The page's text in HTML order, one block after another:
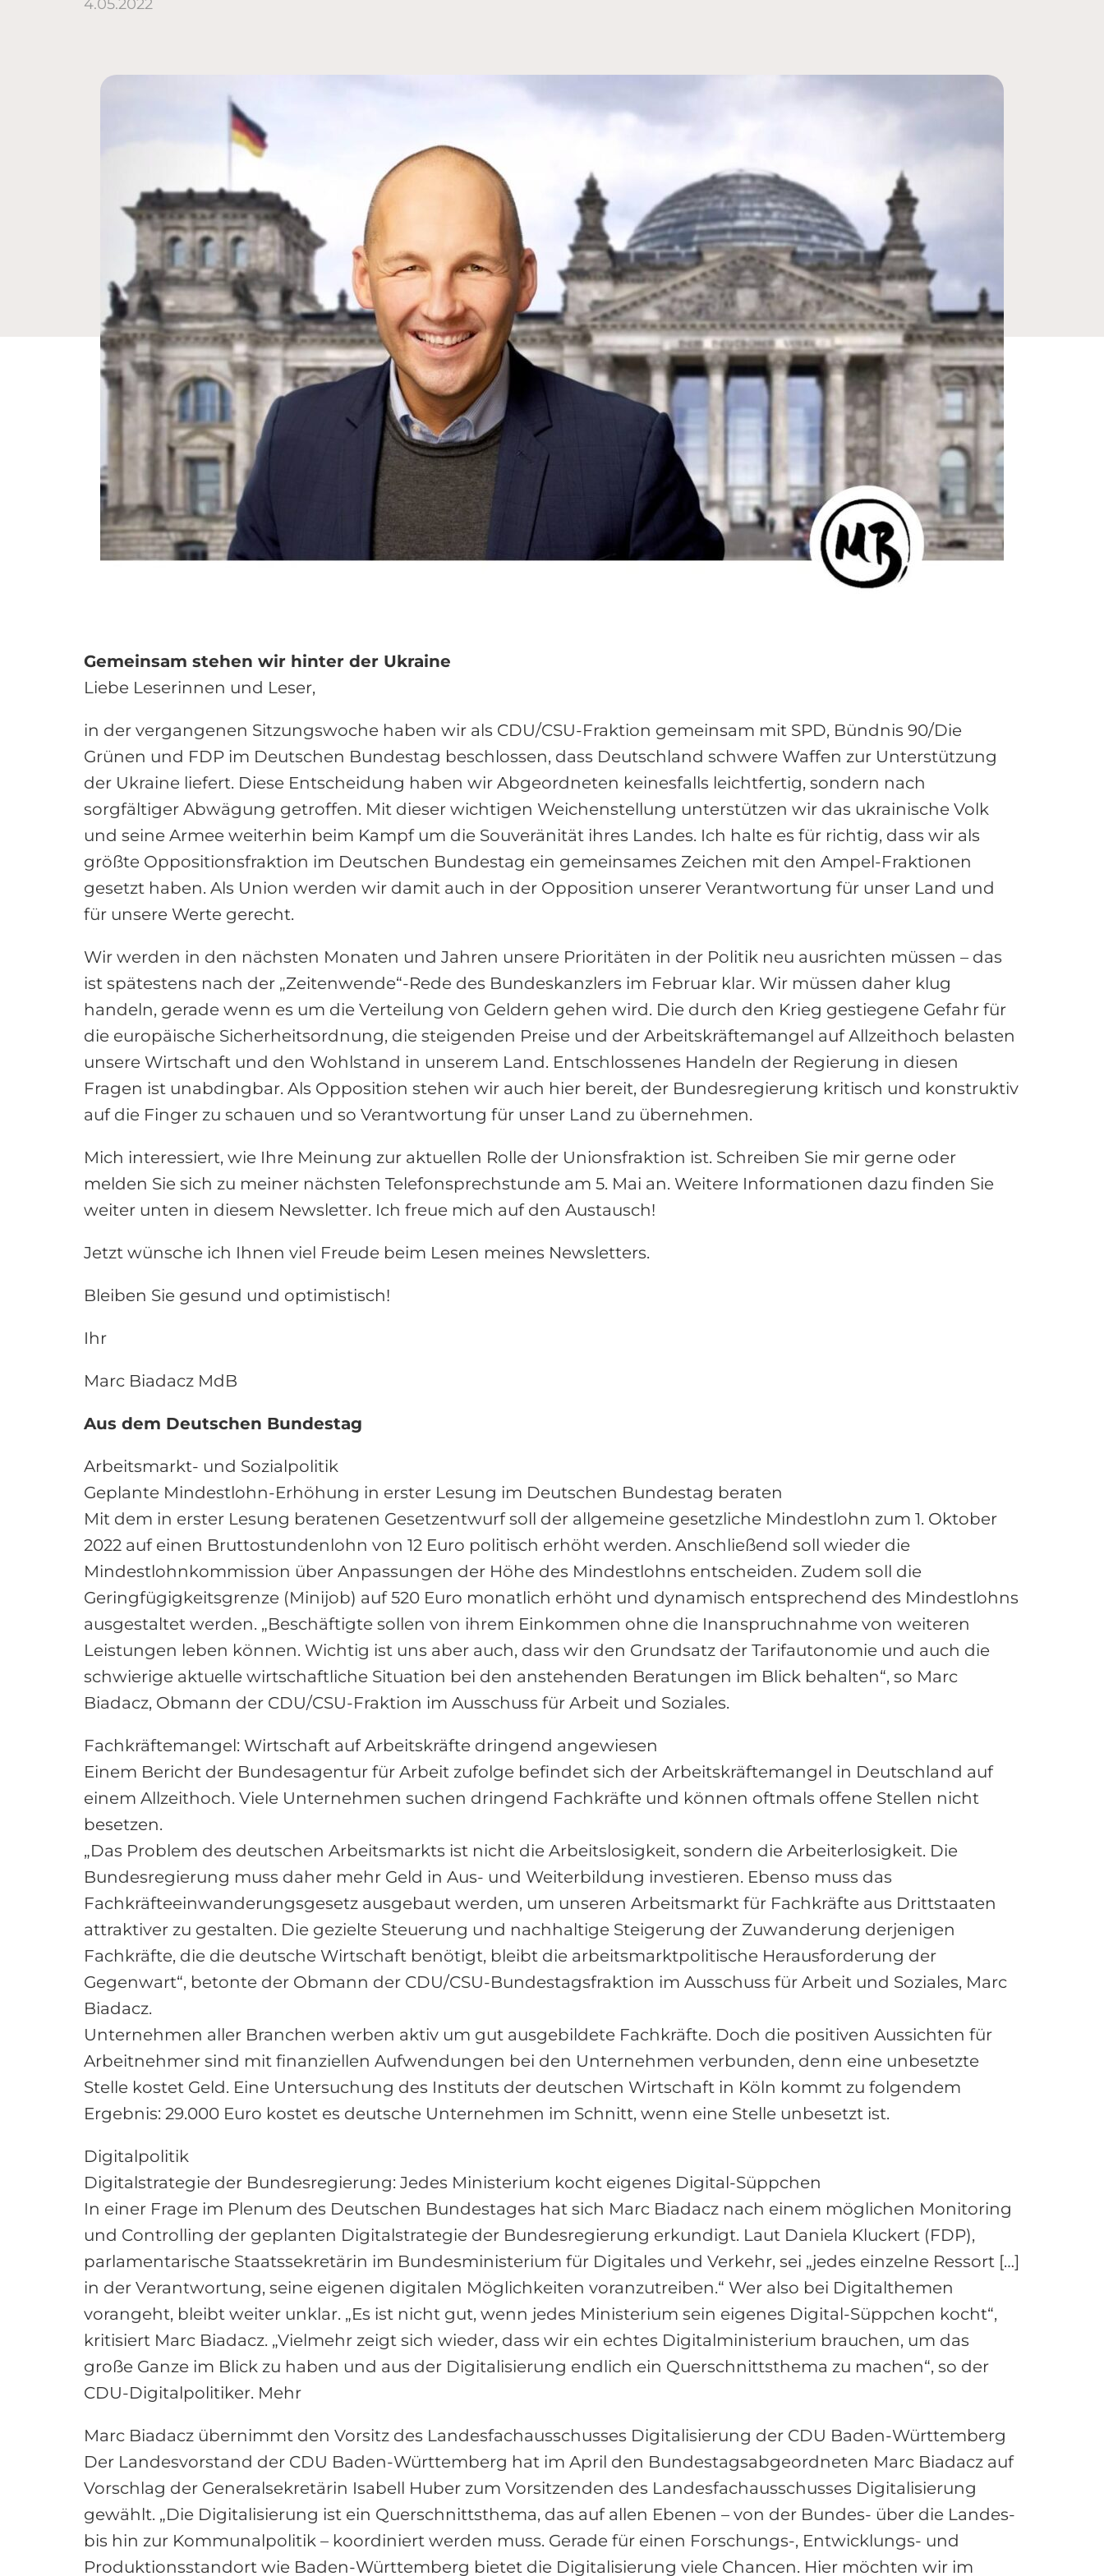
4.05.2022
Gemeinsam stehen wir hinter der Ukraine
Liebe Leserinnen und Leser,
in der vergangenen Sitzungswoche haben wir als CDU/CSU-Fraktion gemeinsam mit SPD, Bündnis 90/Die
Grünen und FDP im Deutschen Bundestag beschlossen, dass Deutschland schwere Waffen zur Unterstützung
der Ukraine liefert. Diese Entscheidung haben wir Abgeordneten keinesfalls leichtfertig, sondern nach
sorgfältiger Abwägung getroffen. Mit dieser wichtigen Weichenstellung unterstützen wir das ukrainische Volk
und seine Armee weiterhin beim Kampf um die Souveränität ihres Landes. Ich halte es für richtig, dass wir als
größte Oppositionsfraktion im Deutschen Bundestag ein gemeinsames Zeichen mit den Ampel-Fraktionen
gesetzt haben. Als Union werden wir damit auch in der Opposition unserer Verantwortung für unser Land und
für unsere Werte gerecht.
Wir werden in den nächsten Monaten und Jahren unsere Prioritäten in der Politik neu ausrichten müssen – das
ist spätestens nach der „Zeitenwende“-Rede des Bundeskanzlers im Februar klar. Wir müssen daher klug
handeln, gerade wenn es um die Verteilung von Geldern gehen wird. Die durch den Krieg gestiegene Gefahr für
die europäische Sicherheitsordnung, die steigenden Preise und der Arbeitskräftemangel auf Allzeithoch belasten
unsere Wirtschaft und den Wohlstand in unserem Land. Entschlossenes Handeln der Regierung in diesen
Fragen ist unabdingbar. Als Opposition stehen wir auch hier bereit, der Bundesregierung kritisch und konstruktiv
auf die Finger zu schauen und so Verantwortung für unser Land zu übernehmen.
Mich interessiert, wie Ihre Meinung zur aktuellen Rolle der Unionsfraktion ist. Schreiben Sie mir gerne oder
melden Sie sich zu meiner nächsten Telefonsprechstunde am 5. Mai an. Weitere Informationen dazu finden Sie
weiter unten in diesem Newsletter. Ich freue mich auf den Austausch!
Jetzt wünsche ich Ihnen viel Freude beim Lesen meines Newsletters.
Bleiben Sie gesund und optimistisch!
Ihr
Marc Biadacz MdB
Aus dem Deutschen Bundestag
Arbeitsmarkt- und Sozialpolitik
Geplante Mindestlohn-Erhöhung in erster Lesung im Deutschen Bundestag beraten
Mit dem in erster Lesung beratenen Gesetzentwurf soll der allgemeine gesetzliche Mindestlohn zum 1. Oktober
2022 auf einen Bruttostundenlohn von 12 Euro politisch erhöht werden. Anschließend soll wieder die
Mindestlohnkommission über Anpassungen der Höhe des Mindestlohns entscheiden. Zudem soll die
Geringfügigkeitsgrenze (Minijob) auf 520 Euro monatlich erhöht und dynamisch entsprechend des Mindestlohns
ausgestaltet werden. „Beschäftigte sollen von ihrem Einkommen ohne die Inanspruchnahme von weiteren
Leistungen leben können. Wichtig ist uns aber auch, dass wir den Grundsatz der Tarifautonomie und auch die
schwierige aktuelle wirtschaftliche Situation bei den anstehenden Beratungen im Blick behalten“, so Marc
Biadacz, Obmann der CDU/CSU-Fraktion im Ausschuss für Arbeit und Soziales.
Fachkräftemangel: Wirtschaft auf Arbeitskräfte dringend angewiesen
Einem Bericht der Bundesagentur für Arbeit zufolge befindet sich der Arbeitskräftemangel in Deutschland auf
einem Allzeithoch. Viele Unternehmen suchen dringend Fachkräfte und können oftmals offene Stellen nicht
besetzen.
„Das Problem des deutschen Arbeitsmarkts ist nicht die Arbeitslosigkeit, sondern die Arbeiterlosigkeit. Die
Bundesregierung muss daher mehr Geld in Aus- und Weiterbildung investieren. Ebenso muss das
Fachkräfteeinwanderungsgesetz ausgebaut werden, um unseren Arbeitsmarkt für Fachkräfte aus Drittstaaten
attraktiver zu gestalten. Die gezielte Steuerung und nachhaltige Steigerung der Zuwanderung derjenigen
Fachkräfte, die die deutsche Wirtschaft benötigt, bleibt die arbeitsmarktpolitische Herausforderung der
Gegenwart“, betonte der Obmann der CDU/CSU-Bundestagsfraktion im Ausschuss für Arbeit und Soziales, Marc
Biadacz.
Unternehmen aller Branchen werben aktiv um gut ausgebildete Fachkräfte. Doch die positiven Aussichten für
Arbeitnehmer sind mit finanziellen Aufwendungen bei den Unternehmen verbunden, denn eine unbesetzte
Stelle kostet Geld. Eine Untersuchung des Instituts der deutschen Wirtschaft in Köln kommt zu folgendem
Ergebnis: 29.000 Euro kostet es deutsche Unternehmen im Schnitt, wenn eine Stelle unbesetzt ist.
Digitalpolitik
Digitalstrategie der Bundesregierung: Jedes Ministerium kocht eigenes Digital-Süppchen
In einer Frage im Plenum des Deutschen Bundestages hat sich Marc Biadacz nach einem möglichen Monitoring
und Controlling der geplanten Digitalstrategie der Bundesregierung erkundigt. Laut Daniela Kluckert (FDP),
parlamentarische Staatssekretärin im Bundesministerium für Digitales und Verkehr, sei „jedes einzelne Ressort […]
in der Verantwortung, seine eigenen digitalen Möglichkeiten voranzutreiben.“ Wer also bei Digitalthemen
vorangeht, bleibt weiter unklar. „Es ist nicht gut, wenn jedes Ministerium sein eigenes Digital-Süppchen kocht“,
kritisiert Marc Biadacz. „Vielmehr zeigt sich wieder, dass wir ein echtes Digitalministerium brauchen, um das
große Ganze im Blick zu haben und aus der Digitalisierung endlich ein Querschnittsthema zu machen“, so der
CDU-Digitalpolitiker. Mehr
Marc Biadacz übernimmt den Vorsitz des Landesfachausschusses Digitalisierung der CDU Baden-Württemberg
Der Landesvorstand der CDU Baden-Württemberg hat im April den Bundestagsabgeordneten Marc Biadacz auf
Vorschlag der Generalsekretärin Isabell Huber zum Vorsitzenden des Landesfachausschusses Digitalisierung
gewählt. „Die Digitalisierung ist ein Querschnittsthema, das auf allen Ebenen – von der Bundes- über die Landes-
bis hin zur Kommunalpolitik – koordiniert werden muss. Gerade für einen Forschungs-, Entwicklungs- und
Produktionsstandort wie Baden-Württemberg bietet die Digitalisierung viele Chancen. Hier möchten wir im